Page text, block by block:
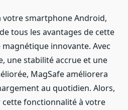
votre smartphone Android,
tous les avantages de cette
innovante. Avec
une stabilité accrue et une
MagSafe améliorera
au quotidien. Alors,
cette fonctionnalité à votre